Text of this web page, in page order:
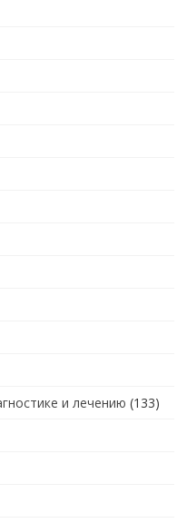
и лечению (133)